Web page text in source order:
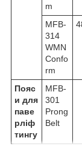
m
MFB-
314
WMN
Confo
rm
Пояс
и для
паве
рліф
тингу
MFB-
301
Prong
Belt